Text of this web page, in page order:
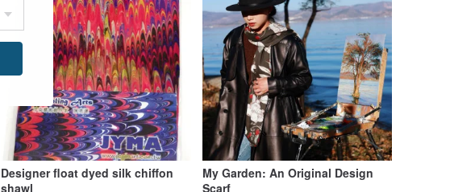
Designer float dyed silk chiffon
shawl
My Garden: An Original Design
Scarf